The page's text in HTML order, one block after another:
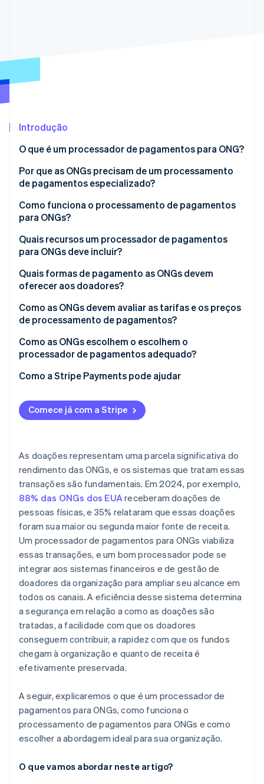
Introdução
O que é um processador de pagamentos para ONG?
Por que as ONGs precisam de um processamento
de pagamentos especializado?
Como funciona o processamento de pagamentos
para ONGs?
Quais recursos um processador de pagamentos
para ONGs deve incluir?
Suporte a múltiplos canais
Suporte a múltiplos tipos de pagamento e moedas
Gestão de doações recorrentes
Relatórios claros e em tempo real
Segurança integrada e proteção contra fraudes
Preços transparentes e escalabilidade
Quais formas de pagamento as ONGs devem
oferecer aos doadores?
Como as ONGs devem avaliar as tarifas e os preços
de processamento de pagamentos?
Entenda todo o modelo de preços
Considere o mix de formas de pagamento e a
cobertura das tarifas
Considere custos e economias ao longo do tempo
Como as ONGs escolhem o escolhem o
processador de pagamentos adequado?
Como a Stripe Payments pode ajudar
Comece já com a Stripe
As doações representam uma parcela significativa do
rendimento das ONGs, e os sistemas que tratam essas
transações são fundamentais. Em 2024, por exemplo,
88% das ONGs dos EUAreceberam doações de
pessoas físicas, e 35% relataram que essas doações
foram sua maior ou segunda maior fonte de receita.
Um processador de pagamentos para ONGs viabiliza
essas transações, e um bom processador pode se
integrar aos sistemas financeiros e de gestão de
doadores da organização para ampliar seu alcance em
todos os canais. A eficiência desse sistema determina
a segurança em relação a como as doações são
tratadas, a facilidade com que os doadores
conseguem contribuir, a rapidez com que os fundos
chegam à organização e quanto de receita é
efetivamente preservada.
A seguir, explicaremos o que é um processador de
pagamentos para ONGs, como funciona o
processamento de pagamentos para ONGs e como
escolher a abordagem ideal para sua organização.
O que vamos abordar neste artigo?